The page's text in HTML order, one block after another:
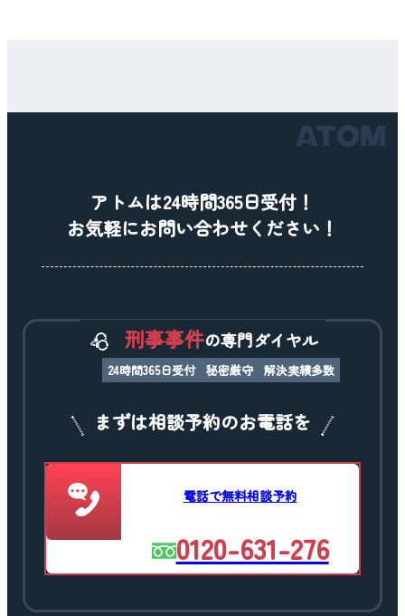
アトムは24時間365日受付！
お気軽にお問い合わせください！
刑事事件の専門ダイヤル
24時間365日受付 秘密厳守 解決実績多数
まずは相談予約のお電話を
電話で無料相談予約
0120-631-276